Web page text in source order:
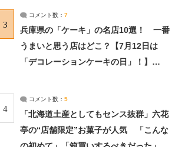
3
コメント数： 7
兵庫県の「ケーキ」の名店10選！ 一番
うまいと思う店はどこ？【7月12日は
「デコレーションケーキの日」！】
4
コメント数： 5
「北海道土産としてもセンス抜群」六花
亭の“店舗限定”お菓子が人気 「こんな